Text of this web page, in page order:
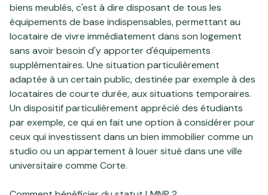
biens meublés, c'est à dire disposant de tous les
équipements de base indispensables, permettant au
locataire de vivre immédiatement dans son logement
sans avoir besoin d'y apporter d'équipements
supplémentaires. Une situation particulièrement
adaptée à un certain public, destinée par exemple à des
locataires de courte durée, aux situations temporaires.
Un dispositif particulièrement apprécié des étudiants
par exemple, ce qui en fait une option à considérer pour
ceux qui investissent dans un bien immobilier comme un
studio ou un appartement à louersitué dans une ville
universitaire comme Corte.